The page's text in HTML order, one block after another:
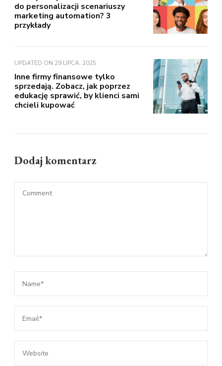
do personalizacji scenariuszy
marketing automation? 3
przykłady
UPDATED ON 29 LIPCA, 2025
Inne firmy finansowe tylko
sprzedają. Zobacz, jak poprzez
edukację sprawić, by klienci sami
chcieli kupować
Dodaj komentarz